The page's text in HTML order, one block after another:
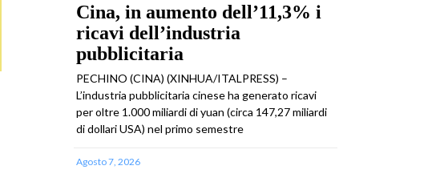
Cina, in aumento dell’11,3% i
ricavi dell’industria
pubblicitaria
PECHINO (CINA) (XINHUA/ITALPRESS) –
L’industria pubblicitaria cinese ha generato ricavi
per oltre 1.000 miliardi di yuan (circa 147,27 miliardi
di dollari USA) nel primo semestre
Agosto 7, 2026